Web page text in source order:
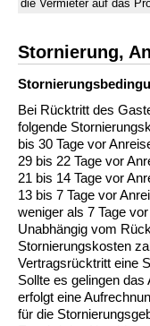
die Vermieter auf das
Stornierung,
Bei Rücktritt des
folgende
bis 30 Tage vor
29 bis 22 Tage vor
21 bis 14 Tage vor
13 bis 7 Tage vor
weniger als 7 Tage
Unabhängig vom
Stornierungskosten
Vertragsrücktritt eine
Sollte es gelingen
erfolgt eine
für die